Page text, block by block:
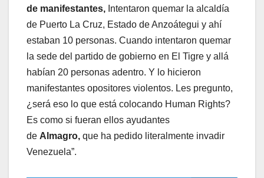
de manifestantes, Intentaron quemar la alcaldía
de Puerto La Cruz, Estado de Anzoátegui y ahí
estaban 10 personas. Cuando intentaron quemar
la sede del partido de gobierno en El Tigre y allá
habían 20 personas adentro. Y lo hicieron
manifestantes opositores violentos. Les pregunto,
¿será eso lo que está colocando Human Rights?
Es como si fueran ellos ayudantes
de Almagro, que ha pedido literalmente invadir
Venezuela”.